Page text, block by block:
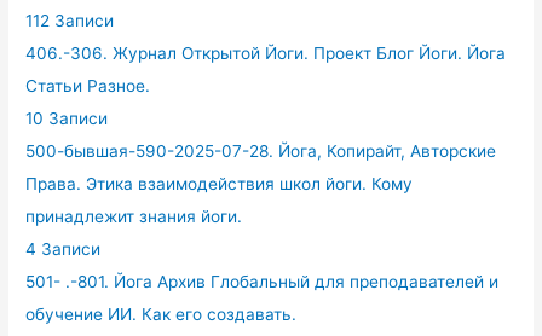
112 Записи
406.-306. Журнал Открытой Йоги. Проект Блог Йоги. Йога
Статьи Разное.
10 Записи
500-бывшая-590-2025-07-28. Йога, Копирайт, Авторские
Права. Этика взаимодействия школ йоги. Кому
принадлежит знания йоги.
4 Записи
501- .-801. Йога Архив Глобальный для преподавателей и
обучение ИИ. Как его создавать.